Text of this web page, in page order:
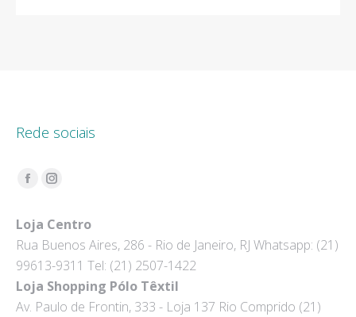
Rede sociais
Encontre-nos em:
Facebook
opens
in
new
window
Instagram
opens
in
new
window
Loja Centro
Rua Buenos Aires, 286 - Rio de Janeiro, RJ Whatsapp: (21)
99613-9311 Tel: (21) 2507-1422
Loja Shopping Pólo Têxtil
Av. Paulo de Frontin, 333 - Loja 137 Rio Comprido (21)